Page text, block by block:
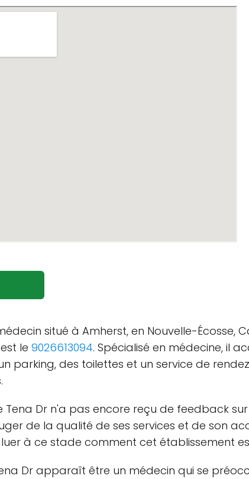
situé à Amherst, en Nouvelle-Écosse,
le 9026613094. Spécialisé en médecine, il
parking, des toilettes et un service de
Tena Dr n'a pas encore reçu de feedback
de la qualité de ses services et de son
à ce stade comment cet établissement
Dr apparaît être un médecin qui se